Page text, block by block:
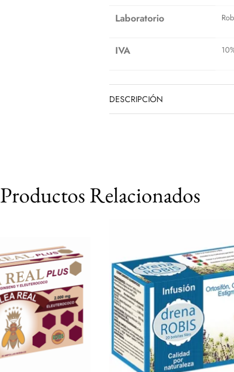
Laboratorio
IVA
DESCRIPCIÓN
Productos Relacionados